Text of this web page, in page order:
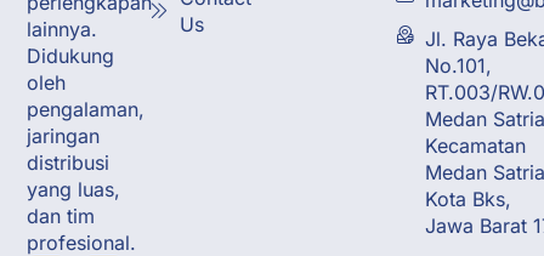
lainnya.
Didukung
oleh
pengalaman,
jaringan
distribusi
yang luas,
dan tim
profesional.
Us
Jl. Raya
No.101,
RT.003/
Medan
Kecamatan
Medan
Kota Bks,
Jawa Barat